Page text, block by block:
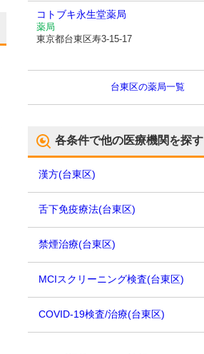
コトブキ永生堂薬局
薬局
東京都台東区寿3-15-17
台東区の薬局一覧
各条件で他の医療機関を探す
漢方(台東区)
舌下免疫療法(台東区)
禁煙治療(台東区)
MCIスクリーニング検査(台東区)
COVID-19検査/治療(台東区)